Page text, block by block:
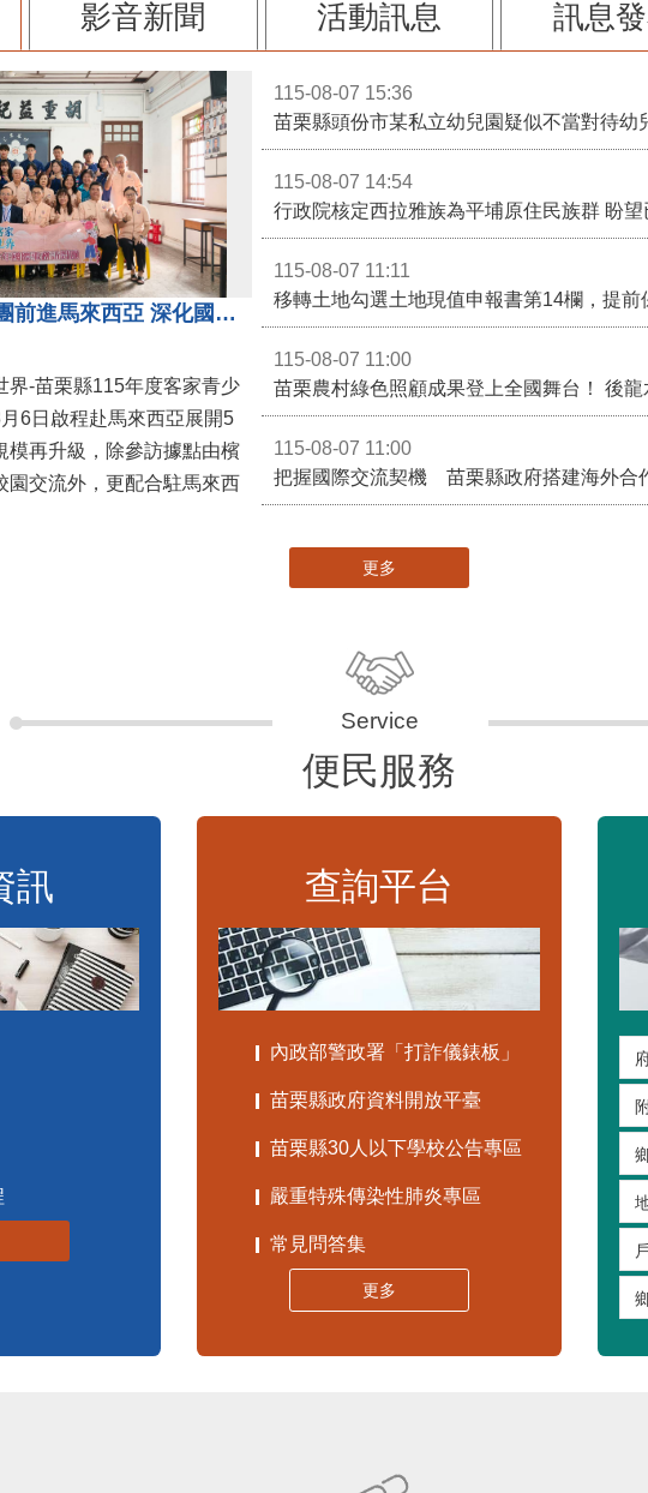
苗栗客家青少年訪問團前進馬來西亞 深化國際客家文化交流
-苗栗縣115年度客家青少
6日啟程赴馬來西亞展開5
再升級，除參訪據點由檳
園交流外，更配合駐馬來西
115-08-07 15:36
苗栗縣頭份市某私立幼兒園疑似不當對待幼
115-08-07 14:54
115-08-07 11:11
移轉土地勾選土地現值申報書第14欄，提前
115-08-07 11:00
115-08-07 11:00
便民服務
內政部警政署「打詐儀錶板」
苗栗縣政府資料開放平臺
苗栗縣30人以下學校公告專區
嚴重特殊傳染性肺炎專區
常見問答集
更多